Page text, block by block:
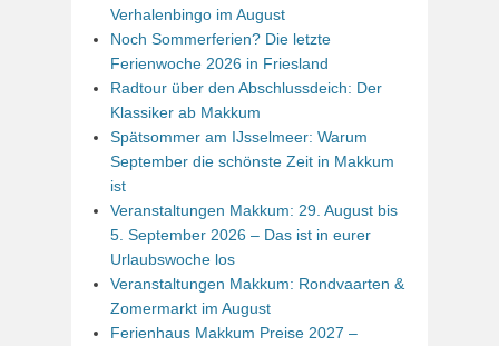
Verhalenbingo im August
Noch Sommerferien? Die letzte
Ferienwoche 2026 in Friesland
Radtour über den Abschlussdeich: Der
Klassiker ab Makkum
Spätsommer am IJsselmeer: Warum
September die schönste Zeit in Makkum
ist
Veranstaltungen Makkum: 29. August bis
5. September 2026 – Das ist in eurer
Urlaubswoche los
Veranstaltungen Makkum: Rondvaarten &
Zomermarkt im August
Ferienhaus Makkum Preise 2027 –